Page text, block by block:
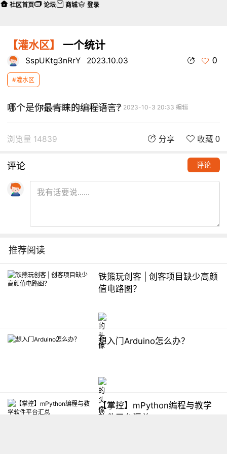
【灌水区】 一个统计
SspUKtg3nRrY 2023.10.03 0
#灌水区
本帖最后由 SspUKtg3nRrY 于 2023-10-3 20:33 编辑
哪个是你最青睐的编程语言？
浏览量 14839 分享 收藏 0
评论 评论
推荐阅读
铁熊玩创客 | 创客项目缺少高颜
值电路图？
想入门Arduino怎么办？
【掌控】mPython编程与教学
软件平台汇总
社区首页 论坛 商城 登录